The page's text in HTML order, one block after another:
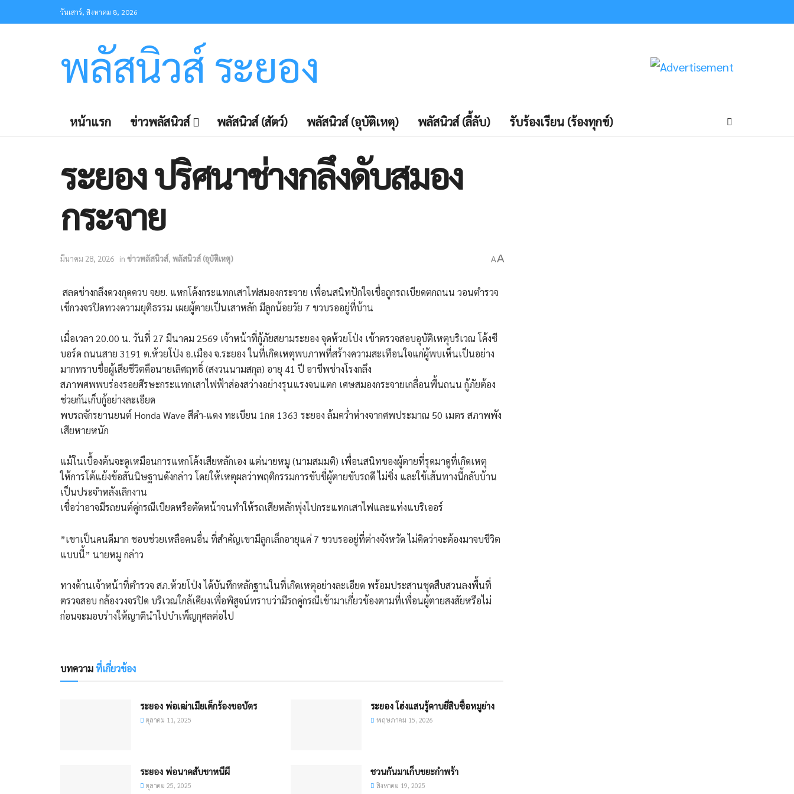
วันเสาร์, สิงหาคม 8, 2026
พลัสนิวส์ ระยอง
หน้าแรก ข่าวพลัสนิวส์ พลัสนิวส์ (สัตว์) พลัสนิวส์ (อุบัติเหตุ) พลัสนิวส์ (ลี้ลับ) รับร้องเรียน (ร้องทุกข์)
ระยอง ปริศนาช่างกลึงดับสมอง
กระจาย
มีนาคม 28, 2026 in ข่าวพลัสนิวส์, พลัสนิวส์ (อุบัติเหตุ) AA
​ สลดช่างกลึงดวงกุดควบ จยย. แหกโค้งกระแทกเสาไฟสมองกระจาย เพื่อนสนิทปักใจเชื่อถูกรถเบียดตกถนน วอนตำรวจ
เช็กวงจรปิดทวงความยุติธรรม เผยผู้ตายเป็นเสาหลัก มีลูกน้อยวัย 7 ขวบรออยู่ที่บ้าน
​เมื่อเวลา 20.00 น. วันที่ 27 มีนาคม 2569 เจ้าหน้าที่กู้ภัยสยามระยอง จุดห้วยโป่ง เข้าตรวจสอบอุบัติเหตุบริเวณ โค้งซี
บอร์ด ถนนสาย 3191 ต.ห้วยโป่ง อ.เมือง จ.ระยอง ในที่เกิดเหตุพบภาพที่สร้างความสะเทือนใจแก่ผู้พบเห็นเป็นอย่าง
มาก​ทราบชื่อผู้เสียชีวิตคือนายเลิศฤทธิ์ (สงวนนามสกุล) อายุ 41 ปี อาชีพช่างโรงกลึง
​สภาพศพพบร่องรอยศีรษะกระแทกเสาไฟฟ้าส่องสว่างอย่างรุนแรงจนแตก เศษสมองกระจายเกลื่อนพื้นถนน กู้ภัยต้อง
ช่วยกันเก็บกู้อย่างละเอียด
​พบรถจักรยานยนต์ Honda Wave สีดำ-แดง ทะเบียน 1กด 1363 ระยอง ล้มคว่ำห่างจากศพประมาณ 50 เมตร สภาพพัง
เสียหายหนัก
​แม้ในเบื้องต้นจะดูเหมือนการแหกโค้งเสียหลักเอง แต่นายหมู (นามสมมติ) เพื่อนสนิทของผู้ตายที่รุดมาดูที่เกิดเหตุ
ให้การโต้แย้งข้อสันนิษฐานดังกล่าว โดยให้เหตุผลว่า​พฤติกรรมการขับขี่ผู้ตายขับรถดี ไม่ซิ่ง และใช้เส้นทางนี้กลับบ้าน
เป็นประจำหลังเลิกงาน
​เชื่อว่าอาจมีรถยนต์คู่กรณีเบียดหรือตัดหน้าจนทำให้รถเสียหลักพุ่งไปกระแทกเสาไฟและแท่งแบริเออร์
​”เขาเป็นคนดีมาก ชอบช่วยเหลือคนอื่น ที่สำคัญเขามีลูกเล็กอายุแค่ 7 ขวบรออยู่ที่ต่างจังหวัด ไม่คิดว่าจะต้องมาจบชีวิต
แบบนี้” นายหมู กล่าว
​ทางด้านเจ้าหน้าที่ตำรวจ สภ.ห้วยโป่ง ได้บันทึกหลักฐานในที่เกิดเหตุอย่างละเอียด พร้อมประสานชุดสืบสวนลงพื้นที่
ตรวจสอบ กล้องวงจรปิด บริเวณใกล้เคียงเพื่อพิสูจน์ทราบว่ามีรถคู่กรณีเข้ามาเกี่ยวข้องตามที่เพื่อนผู้ตายสงสัยหรือไม่
ก่อนจะมอบร่างให้ญาตินำไปบำเพ็ญกุศลต่อไป
บทความที่เกี่ยวข้อง
ระยอง พ่อเฒ่าเมียเด็กร้องขอบัตร
ตุลาคม 11, 2025
ระยอง โฮ่งแสนรู้คาบยี่สิบซื้อหมูย่าง
พฤษภาคม 15, 2026
ระยอง พ่อนาคสับขาหนีผี
ตุลาคม 25, 2025
ชวนกันมาเก็บขยะกำพร้า
สิงหาคม 19, 2025